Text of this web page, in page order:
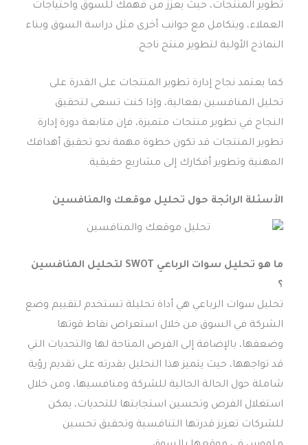
تطوير المنتجات، حيث يعزز من فهمك للسوق واحتياجات
العملاء، ويتكامل مع جوانب أخرى مثل دراسة السوق وبناء
النماذج الأولية لتطوير منتج ناجح.
كما يعتمد نجاح إدارة تطوير المنتجات على القدرة على
تحليل المنافسين بفعالية، وإذا كنت تسعى لتحقيق
النجاح في تطوير منتجات متميزة، فإن متابعة دورة إدارة
تطوير المنتجات قد تكون خطوة مهمة نحو تحقيق أهدافك
المهنية وتطوير أفكارك إلى مشاريع حقيقية.
الأسئلة الرائجة حول تحليل موقعك والمنافسين
ما هو تحليل سوات الرباعي SWOT لتحليل المنافسين
؟
تحليل سوات الرباعي هي أداة تحليلة تستخدم لتقييم وضع
الشركة في السوق من خلال استعراض نقاط قوتها
وضعفها، بالإضافة إلى الفرص المتاحة لها والتحديات التي
قد تواجهها، حيث يتميز هذا التحليل بقدرته على تقديم رؤية
شاملة حول الحالة الحالية للشركة ومنافسيها، ومن خلال
استغلال الفرص وتحسين استجابتها للتحديات، يمكن
للشركات تعزيز قدرتها التنافسية وتحقيق تحسين